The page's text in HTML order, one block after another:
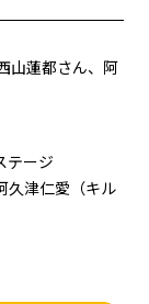
山蓮都さん、阿
テージ
久津仁愛（キル